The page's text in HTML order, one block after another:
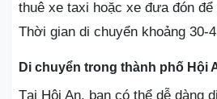
thuê xe taxi hoặc xe đưa đón
Thời gian di chuyển khoảng 30-
Di chuyển trong thành phố Hội
Tại Hội An, bạn có thể dễ dàng